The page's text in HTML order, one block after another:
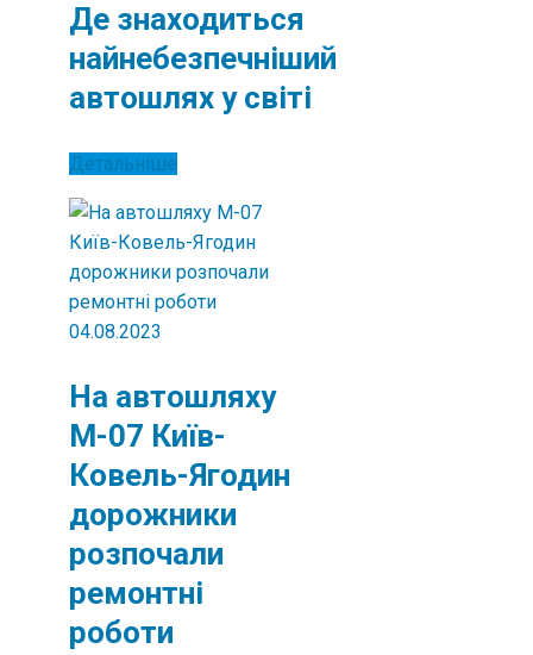
Де знаходиться
найнебезпечніший
автошлях у світі
Детальніше
04.08.2023
На автошляху
М-07 Київ-
Ковель-Ягодин
дорожники
розпочали
ремонтні
роботи